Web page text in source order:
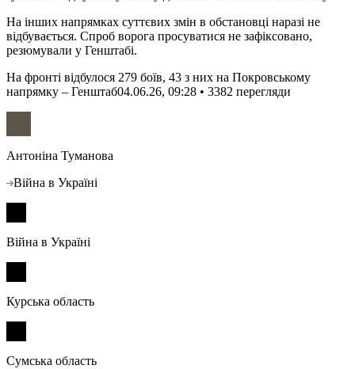
На інших напрямках суттєвих змін в обстановці наразі не
відбувається. Спроб ворога просуватися не зафіксовано,
резюмували у Генштабі.
На фронті відбулося 279 боїв, 43 з них на Покровському
напрямку – Генштаб04.06.26, 09:28 • 3382 перегляди
Антоніна Туманова
Війна в Україні
Війна в Україні
Курська область
Сумська область